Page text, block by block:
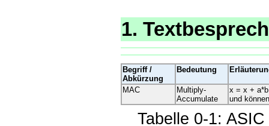
1.
Begriff /
Abkürzung
Bedeutung
MAC
Multiply-
Accumulate
x = x +
und
Tabelle 0-1: